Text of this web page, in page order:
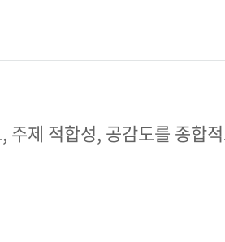
주제 적합성, 공감도를 종합